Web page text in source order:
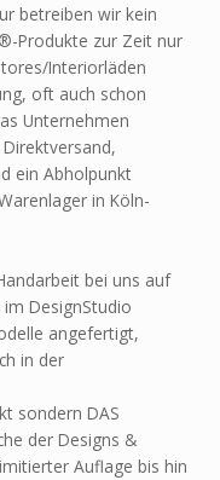
betreiben wir kein
Produkte zur Zeit nur
Interiorläden
oft auch schon
Unternehmen
ein Abholpunkt
in Köln-
bei uns auf
DesignStudio
angefertigt,
in der
sondern DAS
der Designs &
Auflage bis hin